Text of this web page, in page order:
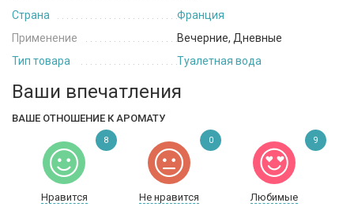
Страна
Франция
Применение
Вечерние, Дневные
Тип товара
Туалетная вода
Ваши впечатления
ВАШЕ ОТНОШЕНИЕ К АРОМАТУ
Нравится Не нравится Любимые
8 0 9